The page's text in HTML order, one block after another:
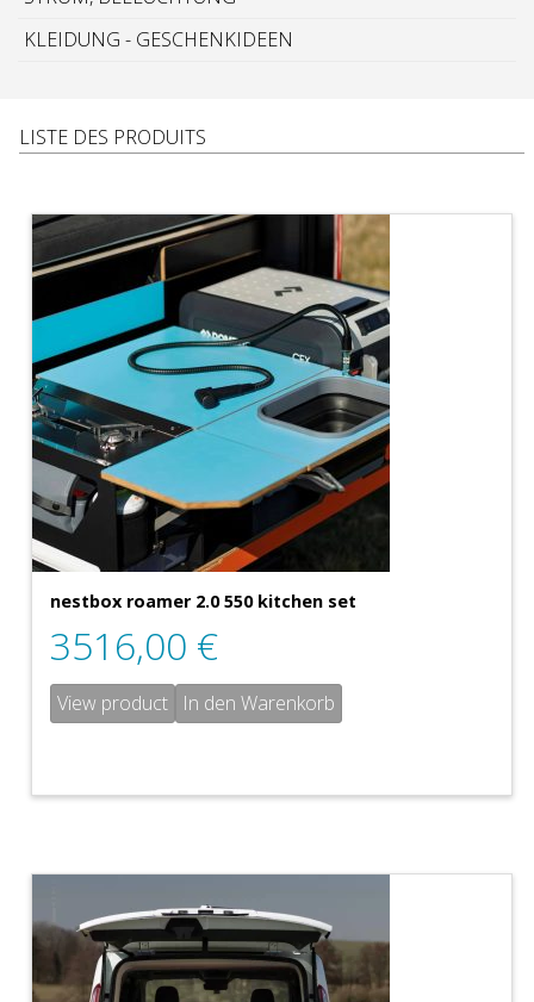
KLEIDUNG - GESCHENKIDEEN
LISTE DES PRODUITS
nestbox roamer 2.0 550 kitchen set
3516,00 €
View product In den Warenkorb